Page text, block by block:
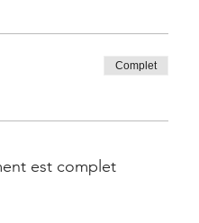
Complet
est complet